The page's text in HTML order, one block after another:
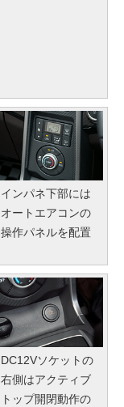
インパネ下部には
オートエアコンの
操作パネルを配置
DC12Vソケットの
右側はアクティブ
トップ開閉動作の